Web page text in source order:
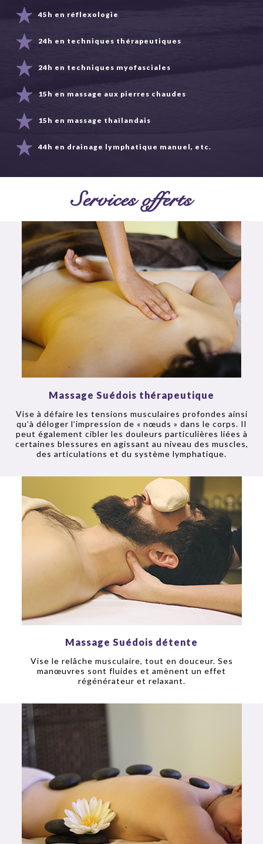
45h en réflexologie
24h en techniques thérapeutiques
24h en techniques myofasciales
15h en massage aux pierres chaudes
15h en massage thaïlandais
44h en drainage lymphatique manuel, etc.
Services offerts
Massage Suédois thérapeutique
Vise à défaire les tensions musculaires profondes ainsi
qu’à déloger l’impression de « nœuds » dans le corps. Il
peut également cibler les douleurs particulières liées à
certaines blessures en agissant au niveau des muscles,
des articulations et du système lymphatique.
Massage Suédois détente
Vise le relâche musculaire, tout en douceur. Ses
manœuvres sont fluides et amènent un effet
régénérateur et relaxant.